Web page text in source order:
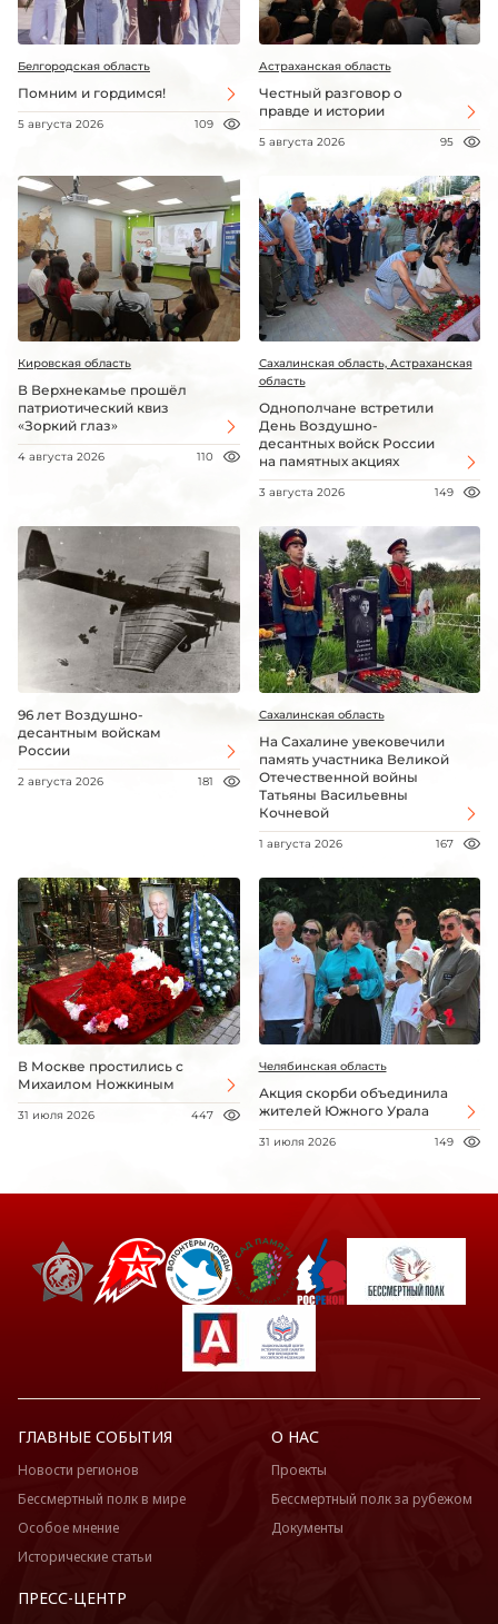
Белгородская область
Помним и гордимся!
5 августа 2026 109
Астраханская область
Честный разговор о
правде и истории
5 августа 2026 95
Кировская область
В Верхнекамье прошёл
патриотический квиз
«Зоркий глаз»
4 августа 2026 110
Сахалинская область, Астраханская
область
Однополчане встретили
День Воздушно-
десантных войск России
на памятных акциях
3 августа 2026 149
96 лет Воздушно-
десантным войскам
России
2 августа 2026 181
Сахалинская область
На Сахалине увековечили
память участника Великой
Отечественной войны
Татьяны Васильевны
Кочневой
1 августа 2026 167
В Москве простились с
Михаилом Ножкиным
31 июля 2026 447
Челябинская область
Акция скорби объединила
жителей Южного Урала
31 июля 2026 149
ГЛАВНЫЕ СОБЫТИЯ
Новости регионов
Бессмертный полк в мире
Особое мнение
Исторические статьи
О НАС
Проекты
Бессмертный полк за рубежом
Документы
ПРЕСС-ЦЕНТР